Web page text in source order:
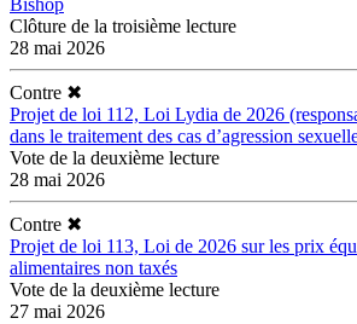
Bishop
Clôture de la troisième lecture
28 mai 2026
Contre ✖
Projet de loi 112, Loi Lydia de 2026
dans le traitement des cas d’agression
Vote de la deuxième lecture
28 mai 2026
Contre ✖
Projet de loi 113, Loi de 2026 sur les prix
alimentaires non taxés
Vote de la deuxième lecture
27 mai 2026